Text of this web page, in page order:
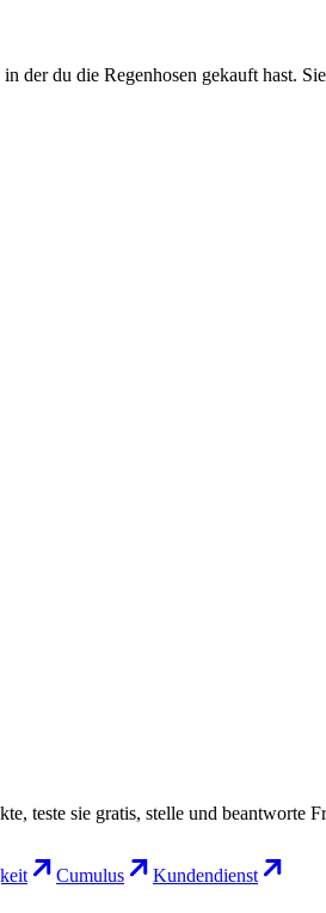
der du die Regenhosen gekauft hast.
teste sie gratis, stelle und beantworte
Cumulus Kundendienst